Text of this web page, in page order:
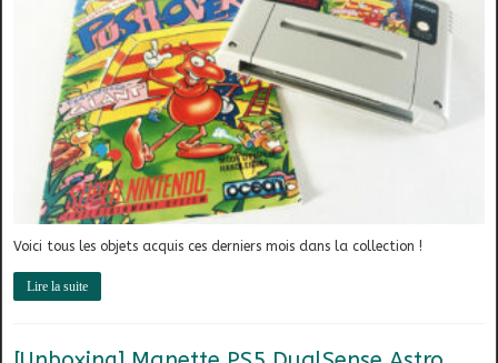
Voici tous les objets acquis ces derniers mois dans la collection !
Lire la suite